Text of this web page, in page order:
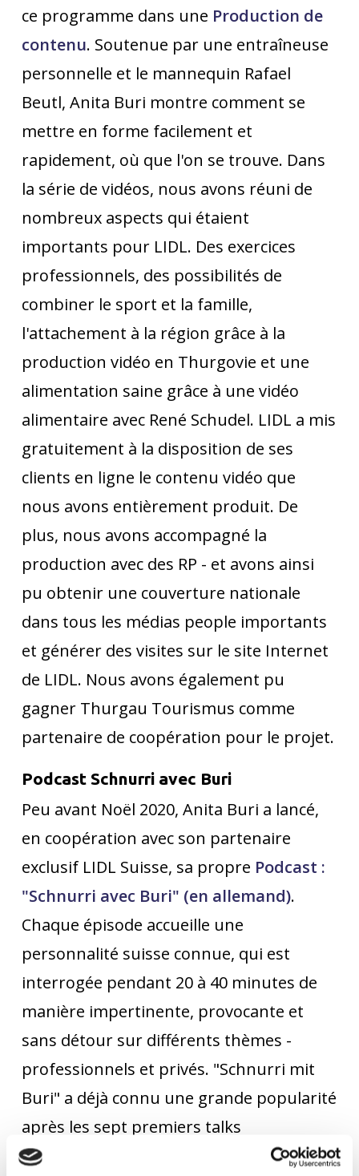
ce programme dans une Production de
contenu. Soutenue par une entraîneuse
personnelle et le mannequin Rafael
Beutl, Anita Buri montre comment se
mettre en forme facilement et
rapidement, où que l'on se trouve. Dans
la série de vidéos, nous avons réuni de
nombreux aspects qui étaient
importants pour LIDL. Des exercices
professionnels, des possibilités de
combiner le sport et la famille,
l'attachement à la région grâce à la
production vidéo en Thurgovie et une
alimentation saine grâce à une vidéo
alimentaire avec René Schudel. LIDL a mis
gratuitement à la disposition de ses
clients en ligne le contenu vidéo que
nous avons entièrement produit. De
plus, nous avons accompagné la
production avec des RP - et avons ainsi
pu obtenir une couverture nationale
dans tous les médias people importants
et générer des visites sur le site Internet
de LIDL. Nous avons également pu
gagner Thurgau Tourismus comme
partenaire de coopération pour le projet.
Podcast Schnurri avec Buri
Peu avant Noël 2020, Anita Buri a lancé,
en coopération avec son partenaire
exclusif LIDL Suisse, sa propre Podcast :
"Schnurri avec Buri" (en allemand).
Chaque épisode accueille une
personnalité suisse connue, qui est
interrogée pendant 20 à 40 minutes de
manière impertinente, provocante et
sans détour sur différents thèmes -
professionnels et privés. "Schnurri mit
Buri" a déjà connu une grande popularité
après les sept premiers talks
divertissants, si bien que le podcast est